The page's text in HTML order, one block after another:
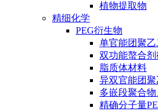
植物提取物
精细化学
PEG衍生物
单官能团聚
双功能螯合剂
脂质体材料
异双官能团
多嵌段聚合
精确分子量